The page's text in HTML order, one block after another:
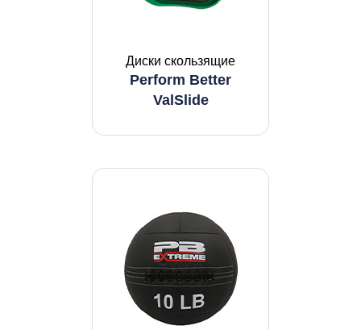
Диски скользящие
Perform Better
ValSlide